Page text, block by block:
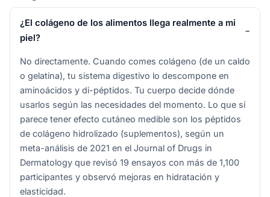
¿El colágeno de los alimentos llega realmente a mi
piel?
No directamente. Cuando comes colágeno (de un caldo
o gelatina), tu sistema digestivo lo descompone en
aminoácidos y di-péptidos. Tu cuerpo decide dónde
usarlos según las necesidades del momento. Lo que sí
parece tener efecto cutáneo medible son los péptidos
de colágeno hidrolizado (suplementos), según un
meta-análisis de 2021 en el Journal of Drugs in
Dermatology que revisó 19 ensayos con más de 1,100
participantes y observó mejoras en hidratación y
elasticidad.